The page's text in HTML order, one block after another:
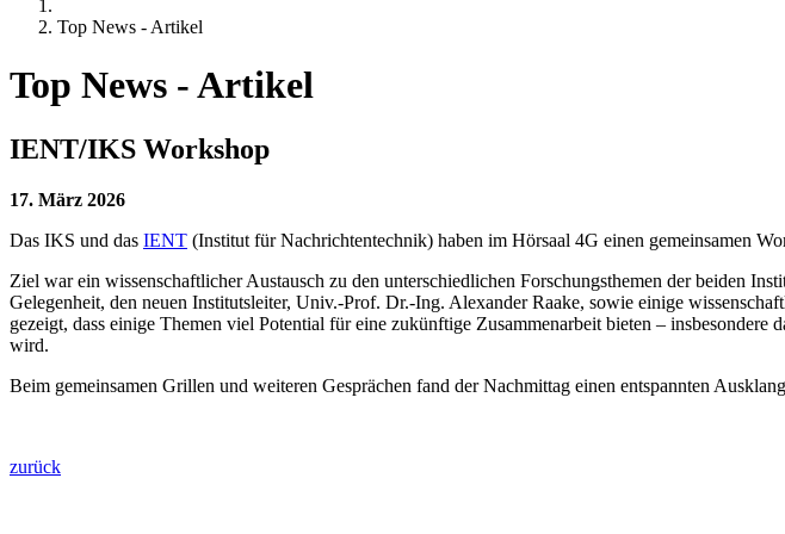
Top News - Artikel
Top News - Artikel
IENT/IKS Workshop
17. März 2026
Das IKS und das IENT (Institut für Nachrichtentechnik) haben im Hörsaal 4G einen gemeinsamen
Ziel war ein wissenschaftlicher Austausch zu den unterschiedlichen Forschungsthemen der beiden
Gelegenheit, den neuen Institutsleiter, Univ.-Prof. Dr.-Ing. Alexander Raake, sowie einige
gezeigt, dass einige Themen viel Potential für eine zukünftige Zusammenarbeit bieten –
wird.
Beim gemeinsamen Grillen und weiteren Gesprächen fand der Nachmittag einen entspannten
zurück